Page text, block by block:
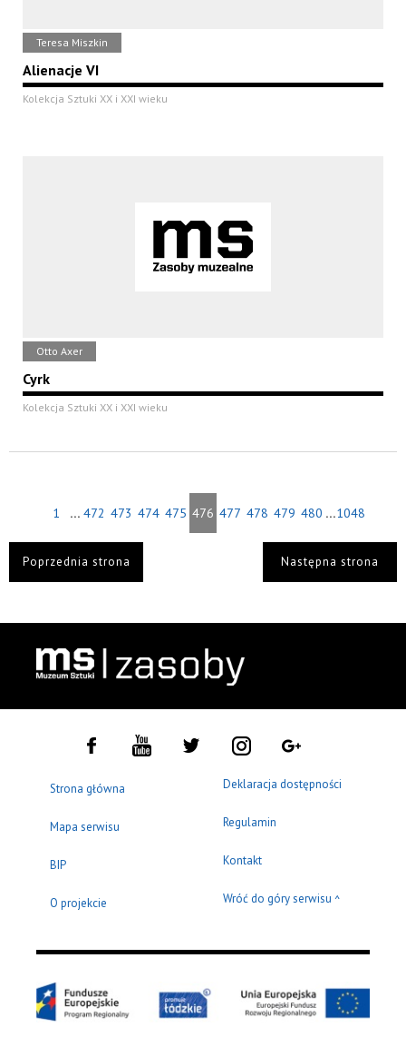
Teresa Miszkin
Alienacje VI
Kolekcja Sztuki XX i XXI wieku
Otto Axer
Cyrk
Kolekcja Sztuki XX i XXI wieku
1 ... 472 473 474 475 476 477 478 479 480 ...1048
Poprzednia strona Następna strona
Strona główna
Mapa serwisu
BIP
O projekcie
Deklaracja dostępności
Regulamin
Kontakt
Wróć do góry serwisu ^